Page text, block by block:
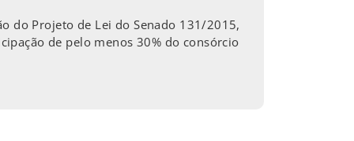
do Projeto de Lei do Senado 131/2015,
de pelo menos 30% do consórcio